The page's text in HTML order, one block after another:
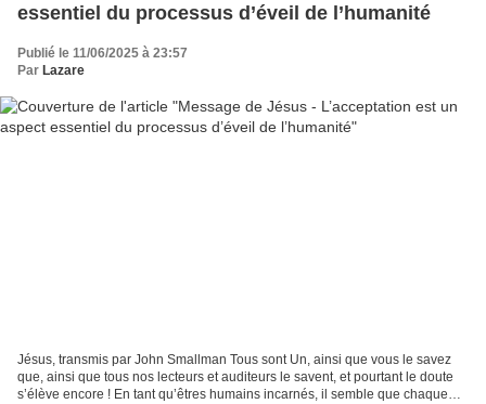
essentiel du processus d’éveil de l’humanité
Publié le 11/06/2025 à 23:57
Par Lazare
Jésus, transmis par John Smallman Tous sont Un, ainsi que vous le savez
que, ainsi que tous nos lecteurs et auditeurs le savent, et pourtant le doute
s’élève encore ! En tant qu’êtres humains incarnés, il semble que chaque